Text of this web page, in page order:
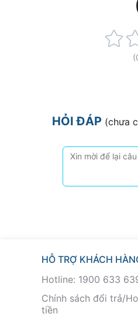
HỎI ĐÁP (chưa
HỖ TRỢ KHÁCH
Hotline: 1900 633
Chính sách đổi trả/
tiền